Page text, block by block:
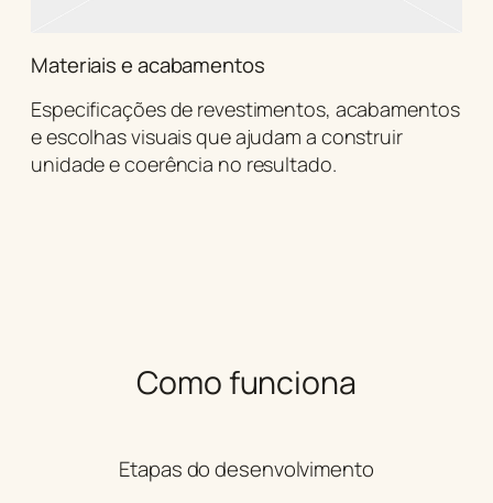
Materiais e acabamentos
Especificações de revestimentos, acabamentos
e escolhas visuais que ajudam a construir
unidade e coerência no resultado.
Como funciona
Etapas do desenvolvimento